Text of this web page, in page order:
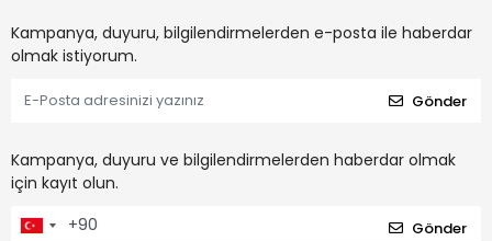
Kampanya, duyuru, bilgilendirmelerden e-posta ile haberdar
olmak istiyorum.
Gönder
Kampanya, duyuru ve bilgilendirmelerden haberdar olmak
için kayıt olun.
Gönder